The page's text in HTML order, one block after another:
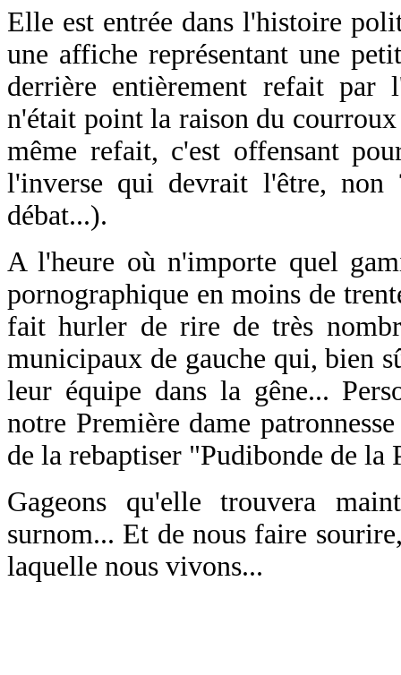
Elle est entrée dans l'histoire
une affiche représentant une
derrière entièrement refait par
n'était point la raison du
même refait, c'est offensant
l'inverse qui devrait l'être,
débat...).
A l'heure où n'importe quel
pornographique en moins de
fait hurler de rire de très
municipaux de gauche qui, bien
leur équipe dans la gêne...
notre Première dame
de la rebaptiser "Pudibonde de
Gageons qu'elle trouvera
surnom... Et de nous faire
laquelle nous vivons...